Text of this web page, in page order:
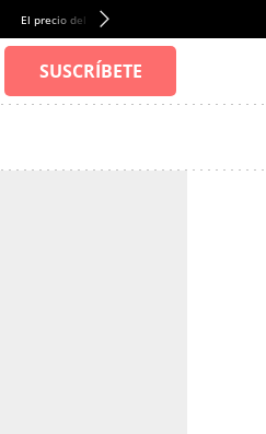
El precio del alquiler de vivienda baja por